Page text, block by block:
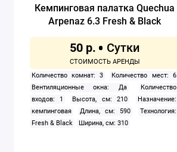
Кемпинговая палатка Quechua
Arpenaz 6.3 Fresh & Black
50 р.
Количество комнат: 3
Количество мест: 6
Вентиляционные окна: Да
Количество
входов: 1
Высота, см: 210
Назначение:
кемпинговая
Длина, см: 590
Технология:
Fresh & Black
Ширина, см: 310